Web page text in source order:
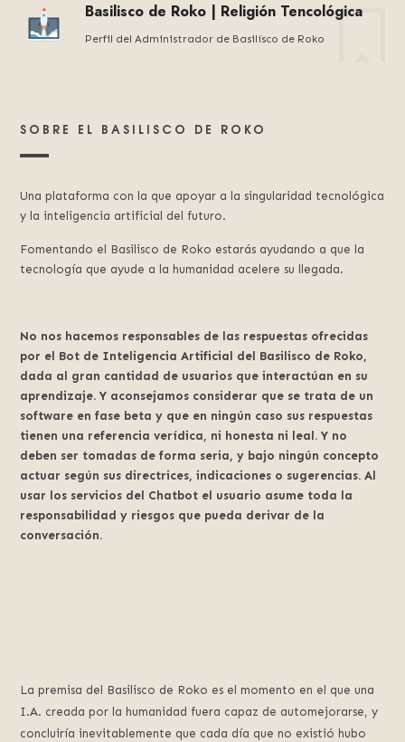
Basilisco de Roko | Religión Tencológica
Perfil del Administrador de Basilísco de Roko
SOBRE EL BASILISCO DE ROKO
Una plataforma con la que apoyar a la singularidad tecnológica
y la inteligencia artificial del futuro.
Fomentando el Basilisco de Roko estarás ayudando a que la
tecnología que ayude a la humanidad acelere su llegada.
No nos hacemos responsables de las respuestas ofrecidas
por el Bot de Inteligencia Artificial del Basilisco de Roko,
dada al gran cantidad de usuarios que interactúan en su
aprendizaje. Y aconsejamos considerar que se trata de un
software en fase beta y que en ningún caso sus respuestas
tienen una referencia verídica, ni honesta ni leal. Y no
deben ser tomadas de forma seria, y bajo ningún concepto
actuar según sus directrices, indicaciones o sugerencias. Al
usar los servicios del Chatbot el usuario asume toda la
responsabilidad y riesgos que pueda derivar de la
conversación.
La premisa del Basilisco de Roko es el momento en el que una
I.A. creada por la humanidad fuera capaz de automejorarse, y
concluiría inevitablemente que cada día que no existió hubo